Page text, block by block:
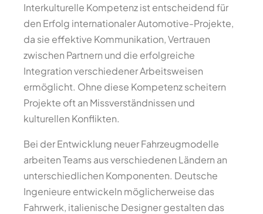
Interkulturelle Kompetenz ist entscheidend für
den Erfolg internationaler Automotive-Projekte,
da sie effektive Kommunikation, Vertrauen
zwischen Partnern und die erfolgreiche
Integration verschiedener Arbeitsweisen
ermöglicht. Ohne diese Kompetenz scheitern
Projekte oft an Missverständnissen und
kulturellen Konflikten.
Bei der Entwicklung neuer Fahrzeugmodelle
arbeiten Teams aus verschiedenen Ländern an
unterschiedlichen Komponenten. Deutsche
Ingenieure entwickeln möglicherweise das
Fahrwerk, italienische Designer gestalten das